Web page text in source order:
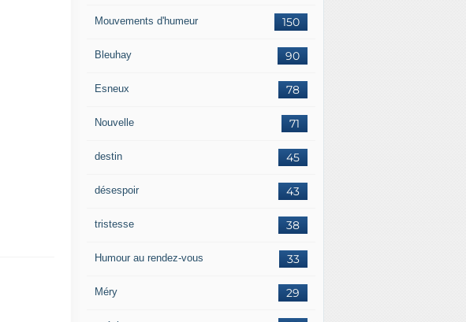
150
Mouvements d'humeur
90
Bleuhay
78
Esneux
71
Nouvelle
45
destin
43
désespoir
38
tristesse
33
Humour au rendez-vous
29
Méry